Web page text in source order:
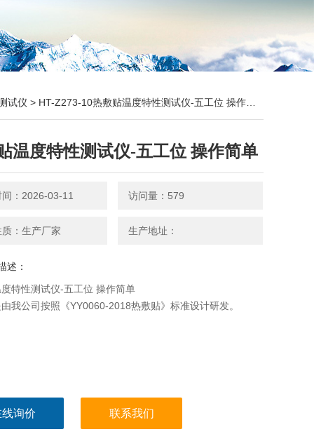
试仪 > HT-Z273-10热敷贴温度特性测试仪-五工位 操作简单
温度特性测试仪-五工位 操作简单
：2026-03-11 访问量：579
：生产厂家 生产地址：
述：
特性测试仪-五工位 操作简单
我公司按照《YY0060-2018热敷贴》标准设计研发。
询价 联系我们